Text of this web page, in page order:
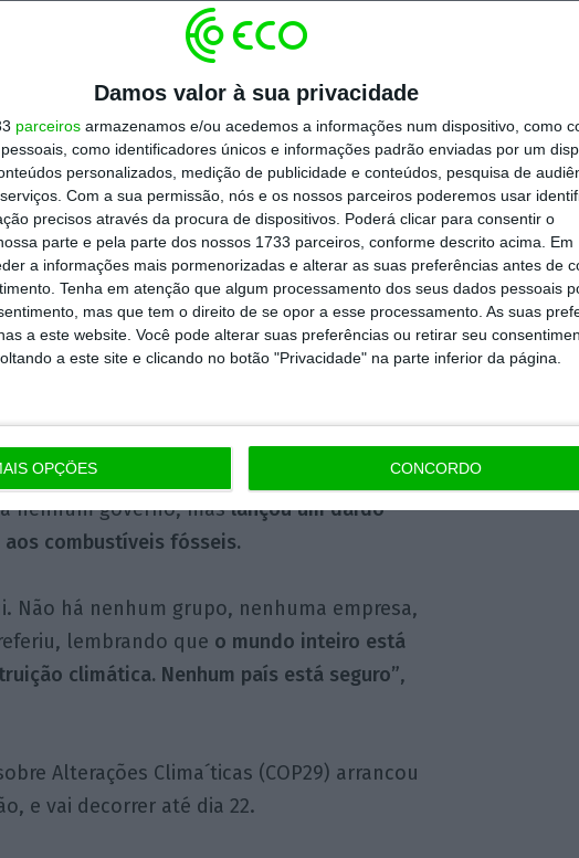
Damos valor à sua privacidade
parceiros armazenamos e/ou acedemos a informações num dispositivo, como
como identificadores únicos e informações padrão enviadas por um
personalizados, medição de publicidade e conteúdos, pesquisa de
Com a sua permissão, nós e os nossos parceiros poderemos usar
precisos através da procura de dispositivos. Poderá clicar para consentir o
parte e pela parte dos nossos 1733 parceiros, conforme descrito acima. Em
a informações mais pormenorizadas e alterar as suas preferências antes de
Tenha em atenção que algum processamento dos seus dados pessoais
mas que tem o direito de se opor a esse processamento. As suas
a este website. Você pode alterar suas preferências ou retirar seu
a este site e clicando no botão "Privacidade" na parte inferior da página.
OPÇÕES CONCORDO
pagam o preço mais alto
o qual “os
bilionários mais ricos
do que uma pessoa média emite em toda
recordou também os problemas que os
enfrentam para conceber uma
às energias limpas.
entre as necessidades de adaptação e as
atingir 359 mil milhões em 2030”, e isto
terão de alocar um mínimo de 40 mil
frisou.
nenhum governo, maslançou um dardo
combustíveis fósseis.
Não há nenhum grupo, nenhuma empresa,
lembrando que o mundo inteiro está
climática. Nenhum país está seguro”,
Alterações Clima´ticas (COP29) arrancou
e vai decorrer até dia 22.